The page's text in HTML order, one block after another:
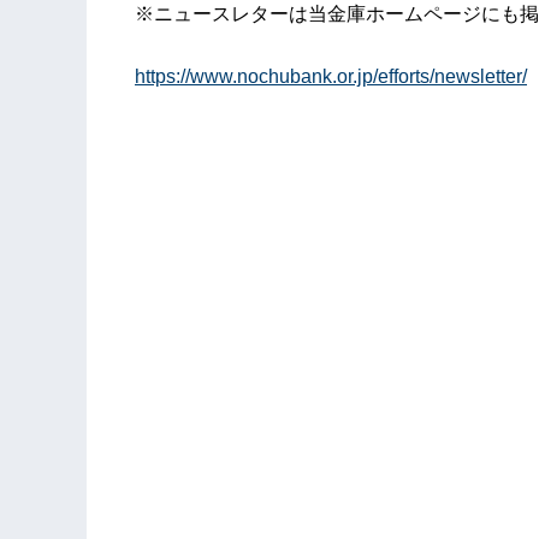
※ニュースレターは当金庫ホームページにも掲
https://www.nochubank.or.jp/efforts/newsletter/